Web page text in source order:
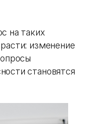
на таких
изменение
становятся